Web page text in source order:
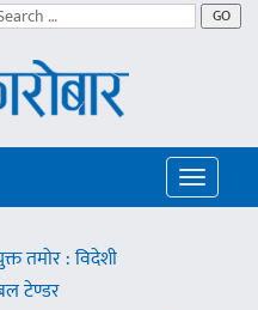
GO
Toggle
तमोर : विदेशी
टेण्डर